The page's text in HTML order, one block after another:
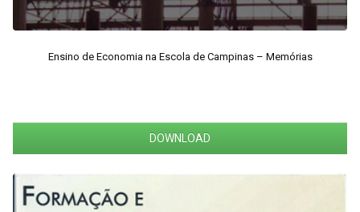
Ensino de Economia na Escola de Campinas – Memórias
DOWNLOAD